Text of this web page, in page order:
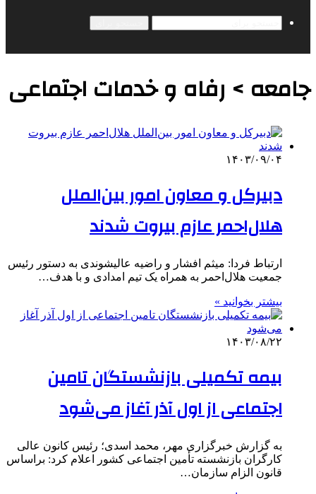
جامعه > رفاه و خدمات اجتماعی
۱۴۰۳/۰۹/۰۴
دبیرکل و معاون امور بین‌الملل
هلال‌احمر عازم بیروت شدند
ارتباط فردا: میثم افشار و راضیه عالیشوندی به دستور رئیس
جمعیت هلال‌احمر به همراه یک تیم امدادی و با هدف…
بیشتر بخوانید »
۱۴۰۳/۰۸/۲۲
بیمه تکمیلی بازنشستگان تامین
اجتماعی از اول آذر آغاز می‌شود
به گزارش خبرگزاری مهر، محمد اسدی؛ رئیس کانون عالی
کارگران بازنشسته تأمین اجتماعی کشور اعلام کرد: براساس
قانون الزام سازمان…